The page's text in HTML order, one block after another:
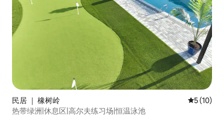
民居 ｜ 橡树岭 平均评分
5 (10)
热带绿洲|休息区|高尔夫练习场|恒温泳池